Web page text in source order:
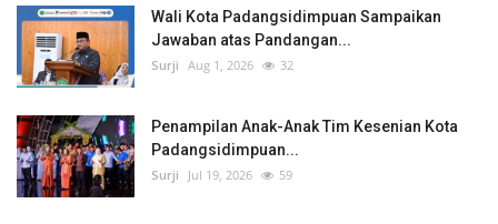
Wali Kota Padangsidimpuan Sampaikan
Jawaban atas Pandangan...
Surji Aug 1, 2026 32
Penampilan Anak-Anak Tim Kesenian Kota
Padangsidimpuan...
Surji Jul 19, 2026 59